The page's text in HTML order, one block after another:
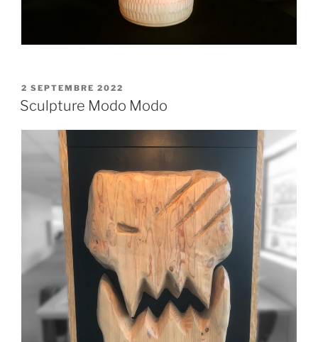
PUBLIÉ
LE
2 SEPTEMBRE 2022
Sculpture Modo Modo